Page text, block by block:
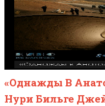
«Однажды В
Нури Бильге